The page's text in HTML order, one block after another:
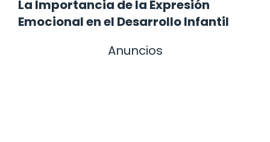
La Importancia de la Expresión
Emocional en el Desarrollo Infantil
Anuncios